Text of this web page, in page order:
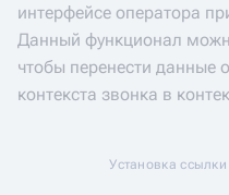
интерфейсе оператора
Данный функционал
чтобы перенести данные
контекста звонка в
Установка